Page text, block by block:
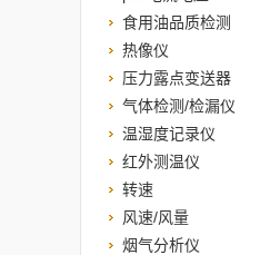
食用油品质检测
热像仪
压力露点变送器
气体检测/检漏仪
温湿度记录仪
红外测温仪
转速
风速/风量
烟气分析仪